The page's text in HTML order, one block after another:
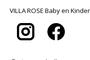
VILLA ROSE Baby en